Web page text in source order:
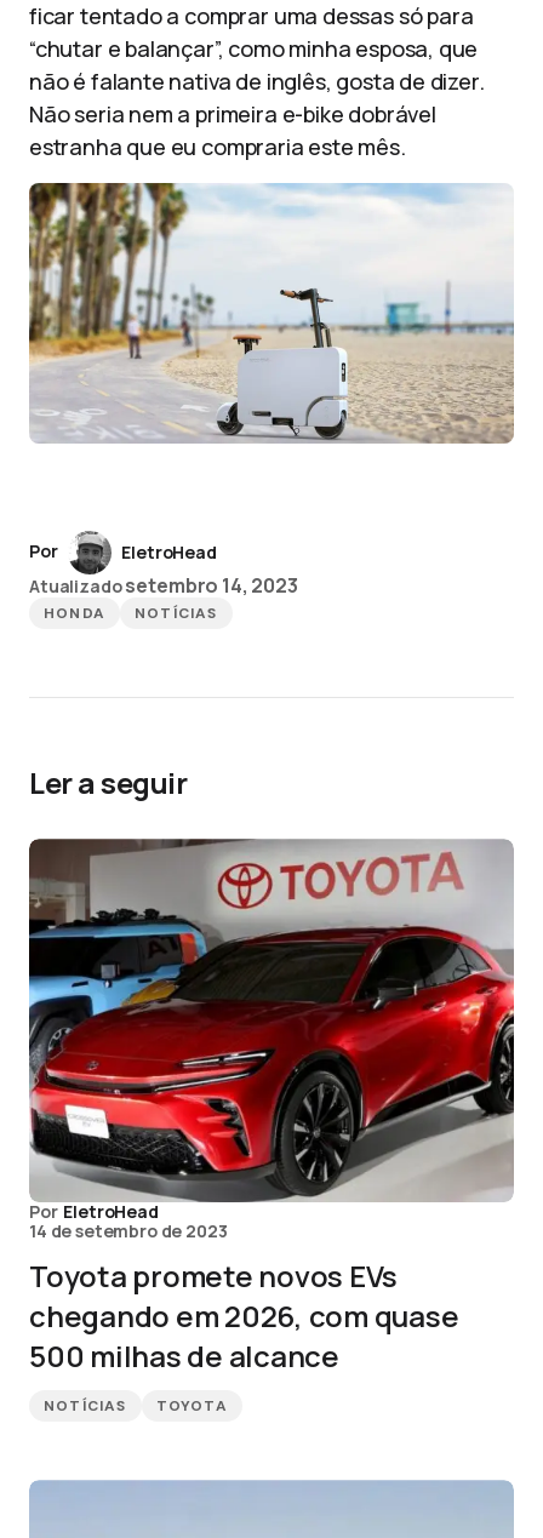
ficar tentado a comprar uma dessas só para
“chutar e balançar”, como minha esposa, que
não é falante nativa de inglês, gosta de dizer.
Não seria nem a primeira e-bike dobrável
estranha que eu compraria este mês.
Por
EletroHead
Atualizadosetembro 14, 2023
HONDA NOTÍCIAS
Ler a seguir
Por EletroHead
14 de setembro de 2023
Toyota promete novos EVs
chegando em 2026, com quase
500 milhas de alcance
NOTÍCIAS TOYOTA